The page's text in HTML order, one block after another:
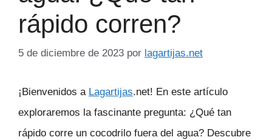
rápido corren?
5 de diciembre de 2023 por lagartijas.net
¡Bienvenidos a Lagartijas.net! En este artículo
exploraremos la fascinante pregunta: ¿Qué tan
rápido corre un cocodrilo fuera del agua? Descubre